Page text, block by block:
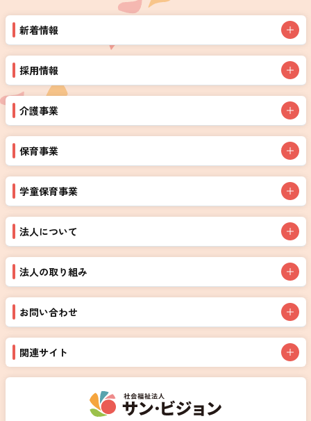
新着情報
採用情報
介護事業
保育事業
学童保育事業
法人について
法人の取り組み
お問い合わせ
関連サイト